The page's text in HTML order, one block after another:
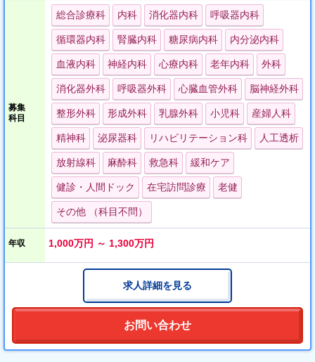
募集
科目
総合診療科 内科 消化器内科 呼吸器内科
循環器内科 腎臓内科 糖尿病内科 内分泌内科
血液内科 神経内科 心療内科 老年内科 外科
消化器外科 呼吸器外科 心臓血管外科 脳神経外科
整形外科 形成外科 乳腺外科 小児科 産婦人科
精神科 泌尿器科 リハビリテーション科 人工透析
放射線科 麻酔科 救急科 緩和ケア
健診・人間ドック 在宅訪問診療 老健
その他 （科目不問）
年収 1,000万円 ～ 1,300万円
求人詳細を見る
お問い合わせ